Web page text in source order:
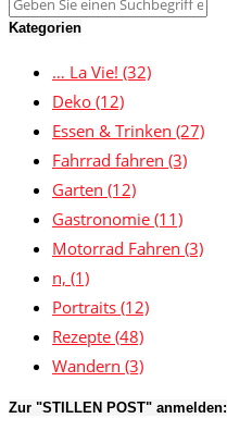
Kategorien
… La Vie! (32)
Deko (12)
Essen & Trinken (27)
Fahrrad fahren (3)
Garten (12)
Gastronomie (11)
Motorrad Fahren (3)
n, (1)
Portraits (12)
Rezepte (48)
Wandern (3)
Zur "STILLEN POST" anmelden: